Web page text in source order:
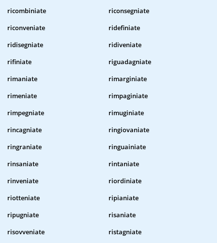
ricombiniate
riconsegniate
riconveniate
ridefiniate
ridisegniate
ridiveniate
rifiniate
riguadagniate
rimaniate
rimarginiate
rimeniate
rimpaginiate
rimpegniate
rimuginiate
rincagniate
ringiovaniate
ringraniate
ringuainiate
rinsaniate
rintaniate
rinveniate
riordiniate
riotteniate
ripianiate
ripugniate
risaniate
risovveniate
ristagniate